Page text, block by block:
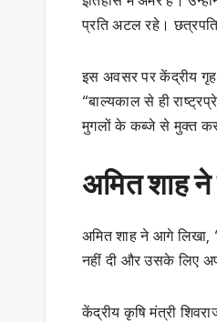
प्रति अटल रहे। छत्रपति
इस अवसर पर केंद्रीय गृह
“बाल्यकाल से ही
मुगलों के कब्जे से मुक्त
अमित शाह ने
अमित शाह ने आगे लिखा,
नहीं दी और उसके लिए
केंद्रीय कृषि मंत्री